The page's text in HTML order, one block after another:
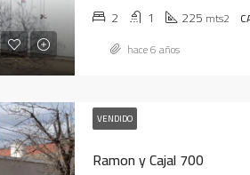
2 1 225 mts2
hace 6 años
VENDIDO
Ramon y Cajal 700